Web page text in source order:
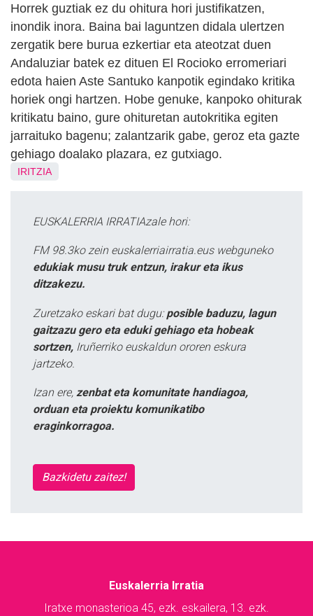
Horrek guztiak ez du ohitura hori justifikatzen,
inondik inora. Baina bai laguntzen didala ulertzen
zergatik bere burua ezkertiar eta ateotzat duen
Andaluziar batek ez dituen El Rocioko erromeriari
edota haien Aste Santuko kanpotik egindako kritika
horiek ongi hartzen. Hobe genuke, kanpoko ohiturak
kritikatu baino, gure ohituretan autokritika egiten
jarraituko bagenu; zalantzarik gabe, geroz eta gazte
gehiago doalako plazara, ez gutxiago.
IRITZIA
EUSKALERRIA IRRATIAzale hori:
FM 98.3ko zein euskalerriairratia.eus webguneko
edukiak musu truk entzun, irakur eta ikus
ditzakezu.
Zuretzako eskari bat dugu: posible baduzu, lagun
gaitzazu gero eta eduki gehiago eta hobeak
sortzen, Iruñerriko euskaldun ororen eskura
jartzeko.
Izan ere, zenbat eta komunitate handiagoa,
orduan eta proiektu komunikatibo
eraginkorragoa.
Bazkidetu zaitez!
Euskalerria Irratia
Iratxe monasterioa 45, ezk. eskailera, 13. ezk.